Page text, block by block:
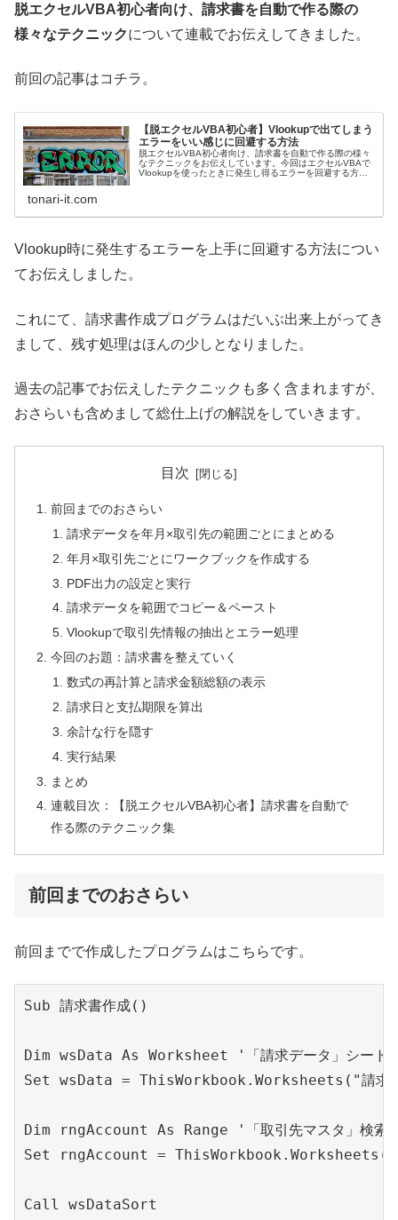
脱エクセルVBA初心者向け、請求書を自動で作る際の
様々なテクニックについて連載でお伝えしてきました。
前回の記事はコチラ。
【脱エクセルVBA初心者】Vlookupで出てしまう
エラーをいい感じに回避する方法
脱エクセルVBA初心者向け、請求書を自動で作る際の様々
なテクニックをお伝えしています。今回はエクセルVBAで
Vlookupを使ったときに発生し得るエラーを回避する方法
tonari-it.com
Vlookup時に発生するエラーを上手に回避する方法につい
てお伝えしました。
これにて、請求書作成プログラムはだいぶ出来上がってき
まして、残す処理はほんの少しとなりました。
過去の記事でお伝えしたテクニックも多く含まれますが、
おさらいも含めまして総仕上げの解説をしていきます。
目次
前回までのおさらい
請求データを年月×取引先の範囲ごとにまとめる
年月×取引先ごとにワークブックを作成する
PDF出力の設定と実行
請求データを範囲でコピー＆ペースト
Vlookupで取引先情報の抽出とエラー処理
今回のお題：請求書を整えていく
数式の再計算と請求金額総額の表示
請求日と支払期限を算出
余計な行を隠す
実行結果
まとめ
連載目次：【脱エクセルVBA初心者】請求書を自動で
作る際のテクニック集
前回までのおさらい
前回までで作成したプログラムはこちらです。
Sub 請求書作成()
Dim wsData As Worksheet '「請求データ」シート
Set wsData = ThisWorkbook.Worksheets("請求
Dim rngAccount As Range '「取引先マスタ」検索
Set rngAccount = ThisWorkbook.Worksheets("
Call wsDataSort